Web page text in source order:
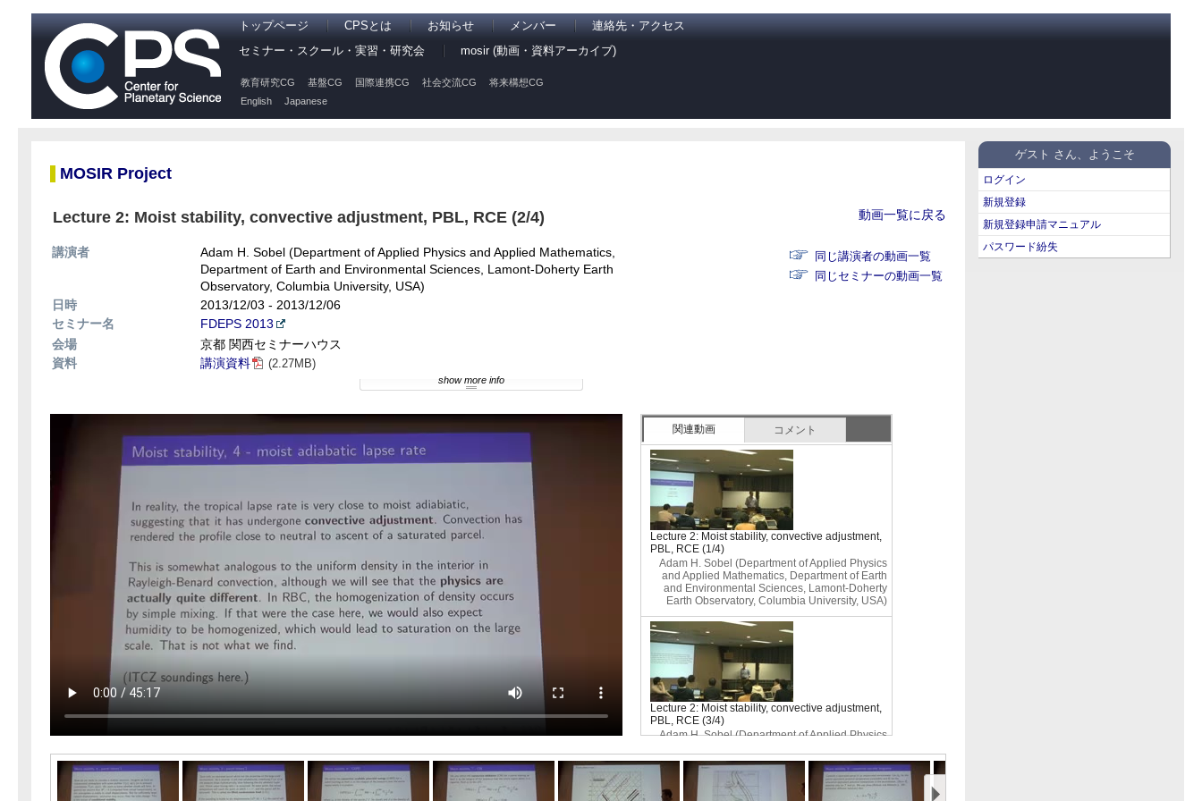
トップページ CPSとは お知らせ メンバー
連絡先・アクセス
セミナー・スクール・実習・研究会
mosir (動画・資料アーカイブ)
教育研究CG 基盤CG 国際連携CG 社会交流CG
将来構想CG
English
Japanese
ゲスト さん、ようこそ
ログイン
新規登録
新規登録申請マニュアル
パスワード紛失
MOSIR Project
動画一覧に戻る
Lecture 2: Moist stability, convective adjustment, PBL, RCE (2/4)
講演者
Adam H. Sobel (Department of Applied Physics and Applied Mathematics,
Department of Earth and Environmental Sciences, Lamont-Doherty Earth
Observatory, Columbia University, USA)
日時
2013/12/03 - 2013/12/06
セミナー名
FDEPS 2013
同じ講演者の動画一覧
同じセミナーの動画一覧
会場
京都 関西セミナーハウス
資料
講演資料 (2.27MB)
show more info
関連動画 コメント
Lecture 2: Moist stability, convective adjustment,
PBL, RCE (1/4)
Adam H. Sobel (Department of Applied Physics
and Applied Mathematics, Department of Earth
and Environmental Sciences, Lamont-Doherty
Earth Observatory, Columbia University, USA)
Lecture 2: Moist stability, convective adjustment,
PBL, RCE (3/4)
Adam H. Sobel (Department of Applied Physics
and Environmental Sciences, Lamont-Doherty
Earth Observatory, Columbia University, USA)